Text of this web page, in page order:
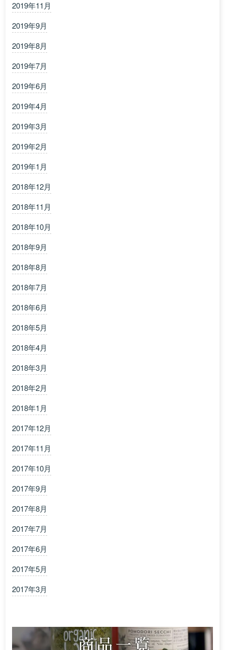
2019年11月
2019年9月
2019年8月
2019年7月
2019年6月
2019年4月
2019年3月
2019年2月
2019年1月
2018年12月
2018年11月
2018年10月
2018年9月
2018年8月
2018年7月
2018年6月
2018年5月
2018年4月
2018年3月
2018年2月
2018年1月
2017年12月
2017年11月
2017年10月
2017年9月
2017年8月
2017年7月
2017年6月
2017年5月
2017年3月